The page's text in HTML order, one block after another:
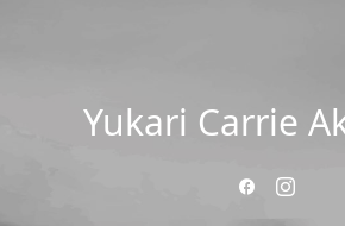
Yukari Carrie